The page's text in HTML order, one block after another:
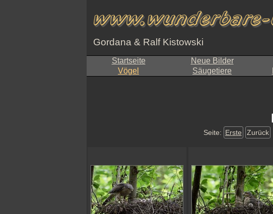
Gordana & Ralf Kistowski
Startseite Neue Bilder
Vögel
Säugetiere
Seite: Erste Zurück